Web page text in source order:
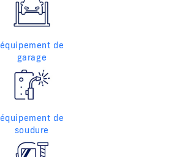
équipement de
garage
équipement de
soudure